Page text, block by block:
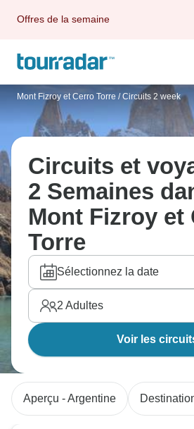
Offres de la semaine
Mont Fizroy et Cerro Torre / Circuits 2 week
Circuits et
2 Semaines
Mont Fizroy et
Torre
Sélectionnez la date
2 Adultes
Voir les
Aperçu - Argentine